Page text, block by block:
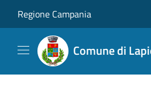
Regione Campania
Comune di